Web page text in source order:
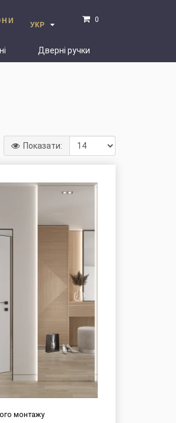
УКР
0
Дверні ручки
Показати:
монтажу